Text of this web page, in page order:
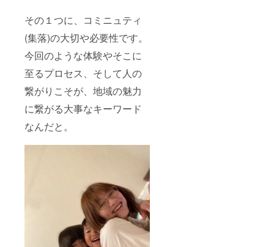
その１つに、コミニュティ
(集落)の大切や必要性です。
今回のような体験やそこに
至るプロセス、そして人の
繋がりこそが、地域の魅力
に繋がる大事なキーワード
なんだと。